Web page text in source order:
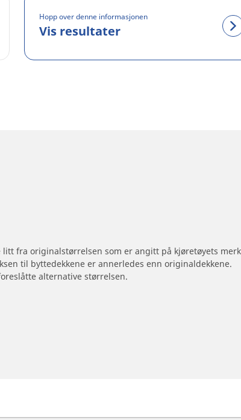
Hopp over denne informasjonen
Vis resultater
fra originalstørrelsen som er angitt på kjøretøyets
til byttedekkene er annerledes enn originaldekkene.
alternative størrelsen.